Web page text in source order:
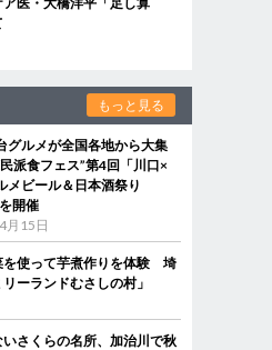
もっと見る
グルメが全国各地から大集
派食フェス”第4回「川口×
メビール＆日本酒祭り
開催
月15日
を使って芋煮作りを体験 埼
ーランドむさしの村」
さくらの名所、加治川で秋